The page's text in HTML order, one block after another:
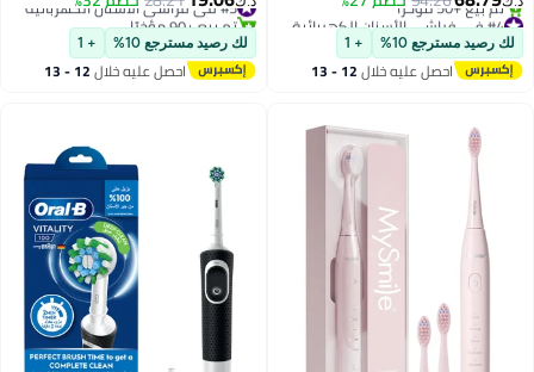
#4 في فراشي الأسنان الكهربائية
أقل سعر في 7 يوم
تم بيع +50 مؤخرًا
#4 في فراشي الأسنان الكهربائية
لك رصيد مسترجع 10% + 1
احصل عليه خلال 12 - 13
متقاطع، مع قابس ثلاثي الإمارات
تم بيع +90 مؤخرًا
#5 في فراشي الأسنان الكهربائية
لك رصيد مسترجع 10% + 1
احصل عليه خلال 12 - 13